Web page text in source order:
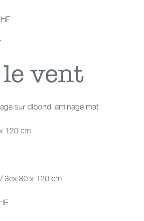
vent
vent
sur dibond laminage mat
120 cm
3ex 80 x 120 cm